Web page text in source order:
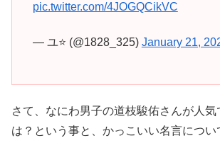
pic.twitter.com/4JOGQCikVC
— ユ⭐️ (@1828_325) January 21,
さて、なにわ男子の道枝駿佑さんが人
は？という事と、かっこいい名言につい